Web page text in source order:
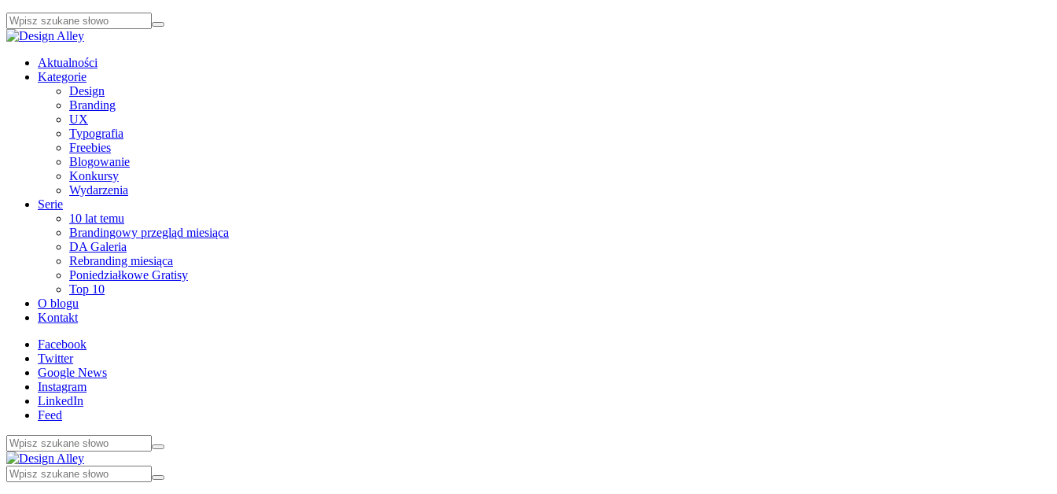
Aktualności
Kategorie
Design
Branding
UX
Typografia
Freebies
Blogowanie
Konkursy
Wydarzenia
Serie
10 lat temu
Brandingowy przegląd miesiąca
DA Galeria
Rebranding miesiąca
Poniedziałkowe Gratisy
Top 10
O blogu
Kontakt
Facebook
Twitter
Google News
Instagram
LinkedIn
Feed